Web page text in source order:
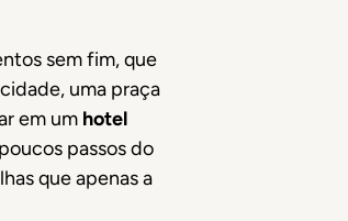
sem fim, que
uma praça
em um hotel
passos do
que apenas a